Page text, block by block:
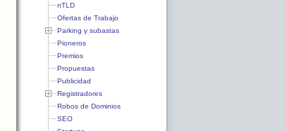
nTLD
Ofertas de Trabajo
Parking y subastas
Pioneros
Premios
Propuestas
Publicidad
Registradores
Robos de Dominios
SEO